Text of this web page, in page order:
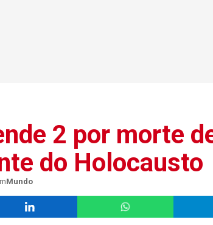
2 por morte
do Holocausto
Mundo